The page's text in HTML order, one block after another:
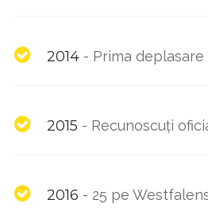
2014 - Prima
2015 - Recunoscuți
2016 - 25 pe